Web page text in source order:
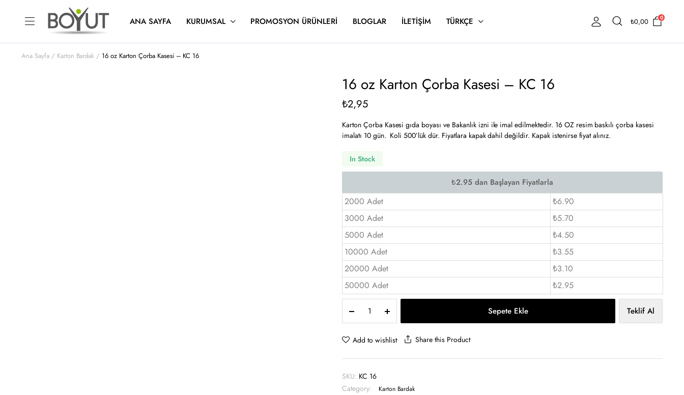
ANA SAYFA KURUMSAL PROMOSYON ÜRÜNLERI BLOGLAR İLETIŞIM TÜRKÇE ₺0,00 0
Ana Sayfa Karton Bardak 16 oz Karton Çorba Kasesi – KC 16
16 oz Karton Çorba Kasesi – KC 16
₺2,95
Karton Çorba Kasesi gıda boyası ve Bakanlık izni ile imal edilmektedir. 16 OZ resim baskılı çorba kasesi
imalatı 10 gün. Koli 500’lük dür. Fiyatlara kapak dahil değildir. Kapak istenirse fiyat alınız.
In Stock
2000 Adet
₺6.90
3000 Adet
₺5.70
5000 Adet
₺4.50
10000 Adet
₺3.55
20000 Adet
₺3.10
50000 Adet
₺2.95
Karton
Çorba
-
16
quantity
Sepete Ekle Teklif Al
Add to wishlist Share this Product
SKU: KC 16
Category:
Karton Bardak